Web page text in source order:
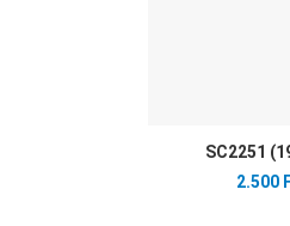
SC2251
2.500